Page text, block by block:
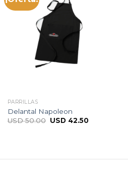
PARRILLAS
Delantal Napoleon
USD50.00 USD 42.50